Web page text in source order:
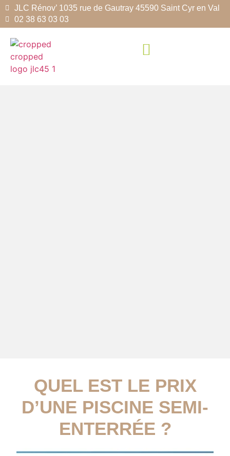
JLC Rénov’ 1035 rue de Gautray 45590 Saint Cyr en Val
02 38 63 03 03
QUEL EST LE PRIX
D’UNE PISCINE SEMI-
ENTERRÉE ?